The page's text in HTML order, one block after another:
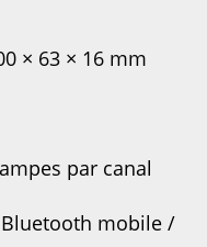
× 63 × 16 mm
par canal
mobile /